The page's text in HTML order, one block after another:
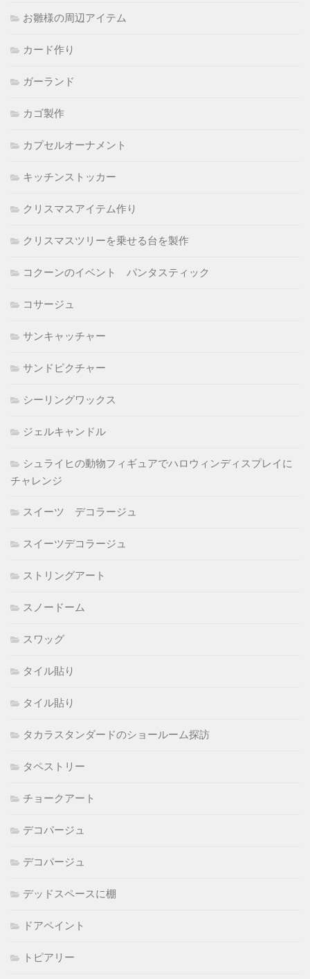
お雛様の周辺アイテム
カード作り
ガーランド
カゴ製作
カプセルオーナメント
キッチンストッカー
クリスマスアイテム作り
クリスマスツリーを乗せる台を製作
コクーンのイベント パンタスティック
コサージュ
サンキャッチャー
サンドピクチャー
シーリングワックス
ジェルキャンドル
シュライヒの動物フィギュアでハロウィンディスプレイに
チャレンジ
スイーツ デコラージュ
スイーツデコラージュ
ストリングアート
スノードーム
スワッグ
タイル貼り
タイル貼り
タカラスタンダードのショールーム探訪
タペストリー
チョークアート
デコパージュ
デコパージュ
デッドスペースに棚
ドアペイント
トピアリー